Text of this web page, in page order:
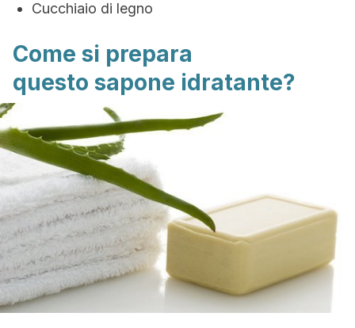
Cucchiaio di legno
Come si prepara
questo sapone idratante?